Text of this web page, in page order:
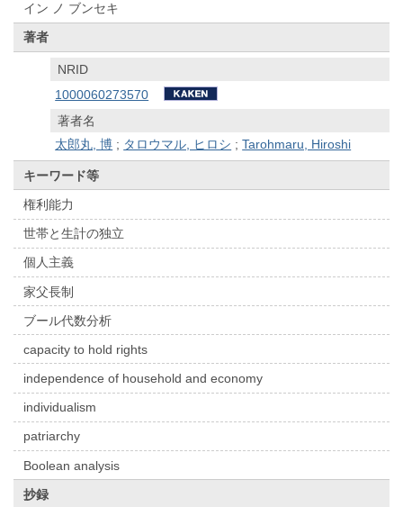
イン ノ ブンセキ
著者
NRID
1000060273570
著者名
太郎丸, 博 ; タロウマル, ヒロシ ;Tarohmaru, Hiroshi
キーワード等
権利能力
世帯と生計の独立
個人主義
家父長制
ブール代数分析
capacity to hold rights
independence of household and economy
individualism
patriarchy
Boolean analysis
抄録